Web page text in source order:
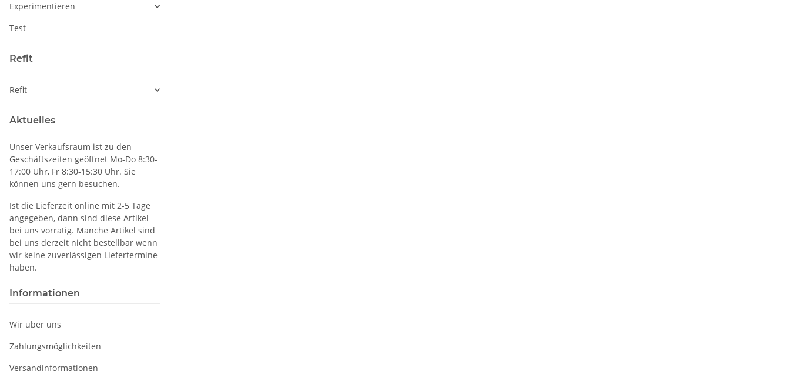
Experimentieren
Test
Refit
Refit
Aktuelles
Unser Verkaufsraum ist zu den
Geschäftszeiten geöffnet Mo-Do 8:30-
17:00 Uhr, Fr 8:30-15:30 Uhr. Sie
können uns gern besuchen.
Ist die Lieferzeit online mit 2-5 Tage
angegeben, dann sind diese Artikel
bei uns vorrätig. Manche Artikel sind
bei uns derzeit nicht bestellbar wenn
wir keine zuverlässigen Liefertermine
haben.
Informationen
Wir über uns
Zahlungsmöglichkeiten
Versandinformationen